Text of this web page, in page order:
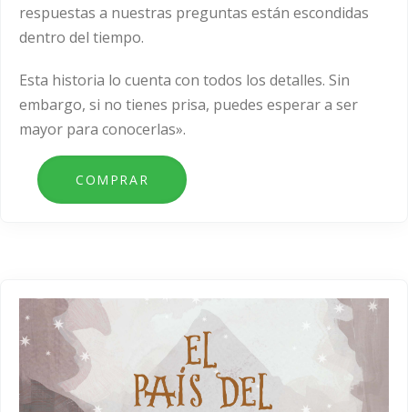
respuestas a nuestras preguntas están escondidas
dentro del tiempo.
Esta historia lo cuenta con todos los detalles. Sin
embargo, si no tienes prisa, puedes esperar a ser
mayor para conocerlas».